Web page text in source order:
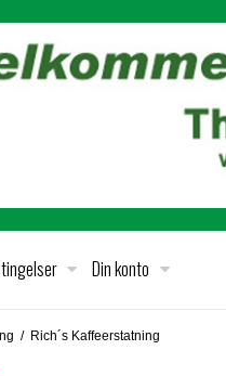
Din konto
/ Rich´s Kaffeerstatning